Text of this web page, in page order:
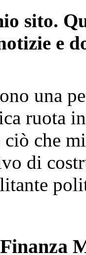
sito.
e
una
ruota
ciò che
di